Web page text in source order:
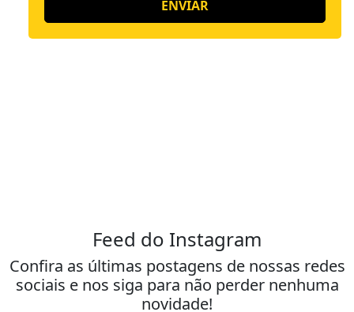
Feed do Instagram
Confira as últimas postagens de nossas redes
sociais e nos siga para não perder nenhuma
novidade!